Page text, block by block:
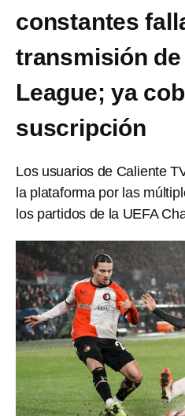
constantes
transmisión
League; ya
suscripción
Los usuarios de Caliente
la plataforma por las
los partidos de la UEFA